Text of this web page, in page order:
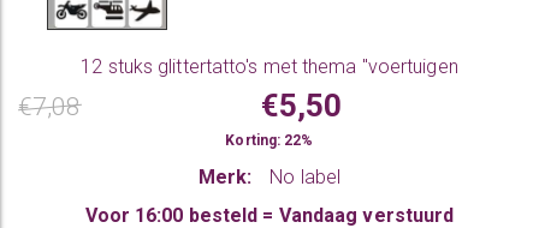
12 stuks glittertatto's met thema "voertuigen
€7,08 €5,50
Korting: 22%
Merk:
No label
Voor 16:00 besteld = Vandaag verstuurd